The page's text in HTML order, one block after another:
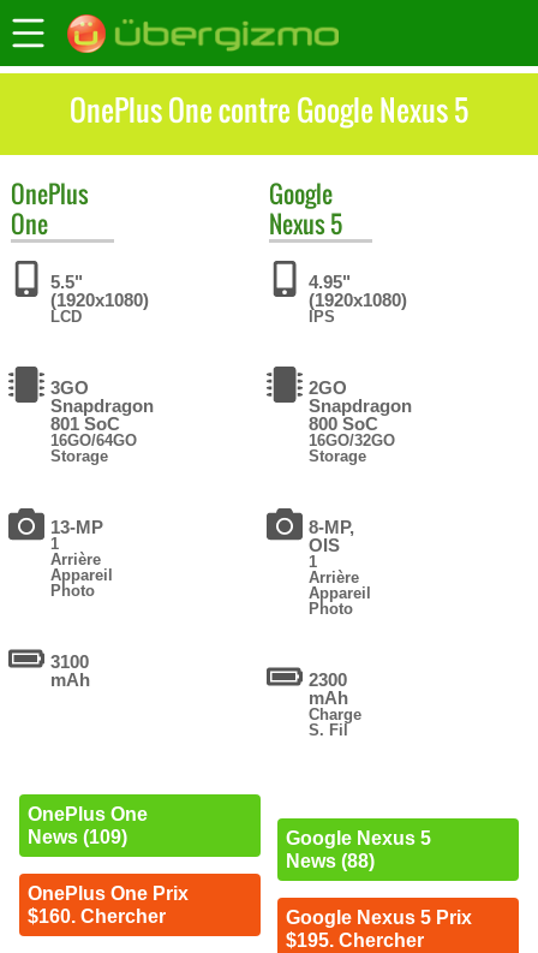
OnePlus One contre Google Nexus 5
OnePlus
One
5.5"
(1920x1080)
LCD
3GO
Snapdragon
801 SoC
16GO/64GO
Storage
13-MP
1
Arrière
Appareil
Photo
3100
mAh
OnePlus One
News (109)
OnePlus One Prix
$160. Chercher
Google
Nexus 5
4.95"
(1920x1080)
IPS
2GO
Snapdragon
800 SoC
16GO/32GO
Storage
8-MP,
OIS
1
Arrière
Appareil
Photo
2300
mAh
Charge
S. Fil
Google Nexus 5
News (88)
Google Nexus 5 Prix
$195. Chercher